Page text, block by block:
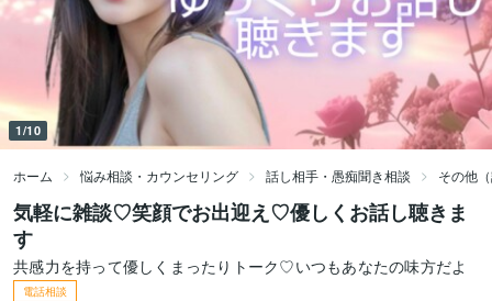
1/10
ホーム 悩み相談・カウンセリング 話し相手・愚痴聞き相談 その他
気軽に雑談♡笑顔でお出迎え♡優しくお話し聴きま
す
共感力を持って優しくまったりトーク♡いつもあなたの味方だよ
電話相談